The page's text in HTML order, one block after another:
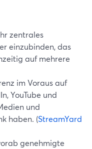
zentrales
einzubinden, das
auf mehrere
im Voraus auf
YouTube und
und
haben. (StreamYard
genehmigte